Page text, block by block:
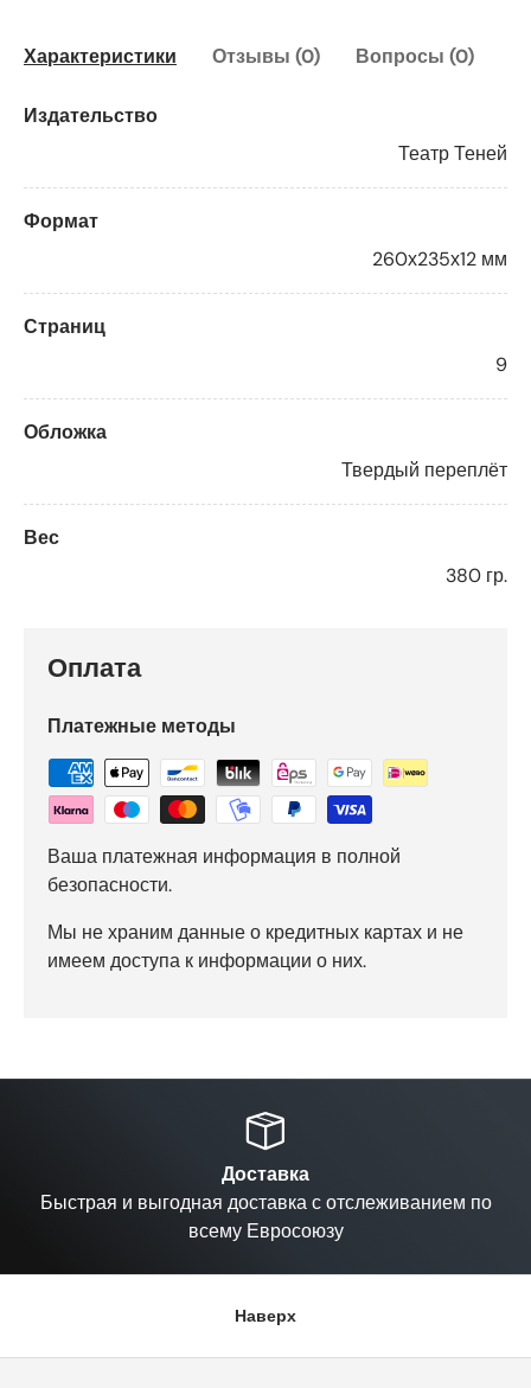
Характеристики Отзывы (0) Вопросы (0)
Издательство
Театр Теней
Формат
260х235х12 мм
Страниц
9
Обложка
Твердый переплёт
Вес
380 гр.
Оплата
Платежные методы
Ваша платежная информация в полной
безопасности.
Мы не храним данные о кредитных картах и не
имеем доступа к информации о них.
Доставка
Быстрая и выгодная доставка с отслеживанием по
всему Евросоюзу
Наверх